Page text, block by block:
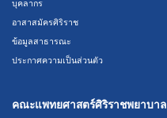
บุคลากร
อาสาสมัครศิริราช
ข้อมูลสาธารณะ
ประกาศความเป็นส่วนตัว
คณะแพทยศาสตร์ศิริราชพยาบาล